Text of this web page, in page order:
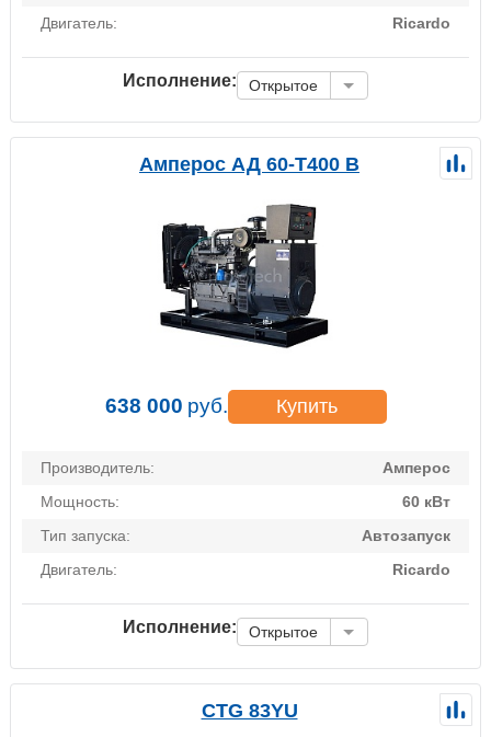
Двигатель:
Ricardo
Исполнение: Открытое
Амперос АД 60-Т400 B
638 000 руб. Купить
Производитель:
Амперос
Мощность:
60 кВт
Тип запуска:
Автозапуск
Двигатель:
Ricardo
Исполнение: Открытое
CTG 83YU